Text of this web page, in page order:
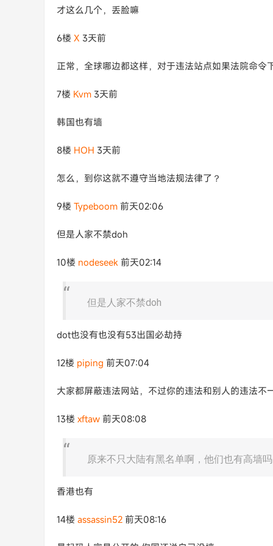
才这么几个，丢脸嘛
6楼 X​ 3天前
正常，全球哪边都这样，对于违法站点如果法院命令
7楼 Kvm 3天前
韩国也有墙
8楼 HOH 3天前
怎么，到你这就不遵守当地法规法律了？
9楼 Typeboom 前天02:06
但是人家不禁doh
10楼 nodeseek 前天02:14
但是人家不禁doh
dot也没有也没有53出国必劫持
12楼 piping 前天07:04
大家都屏蔽违法网站，不过你的违法和别人的违法不
13楼 xftaw 前天08:08
原来不只大陆有黑名单啊，他们也有高墙吗
香港也有
14楼 assassin52 前天08:16